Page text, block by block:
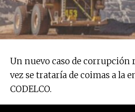
Un nuevo caso de corrupción
vez se trataría de coimas a la
CODELCO.